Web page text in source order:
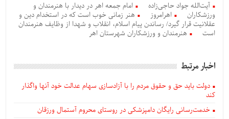
آیت‌الله جواد حاجی‌زاده
امام جمعه اهر در دیدار با هنرمندان و
ورزشکاران
اهرامروز
هنر زمانی خوب است که در استخدام دین و
عقلانیت قرار گیرد/ رساندن پیام اسلام، انقلاب و شهدا از وظایف هنرمندان
است
هنرمندان و ورزشکاران شهرستان اهر
اخبار مرتبط
دولت باید حق و حقوق مردم را با آزادسازی سهام عدالت خود آنها واگذار
کند
خدمت‌رسانی رایگان دامپزشکی در روستای محروم آستمال ورزقان